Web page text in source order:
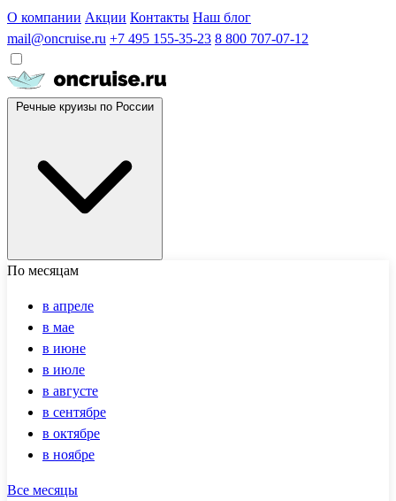
О компании Акции Контакты Наш блог
mail@oncruise.ru +7 495 155-35-23 8 800 707-07-12
По месяцам
в апреле
в мае
в июне
в июле
в августе
в сентябре
в октябре
в ноябре
Все месяцы